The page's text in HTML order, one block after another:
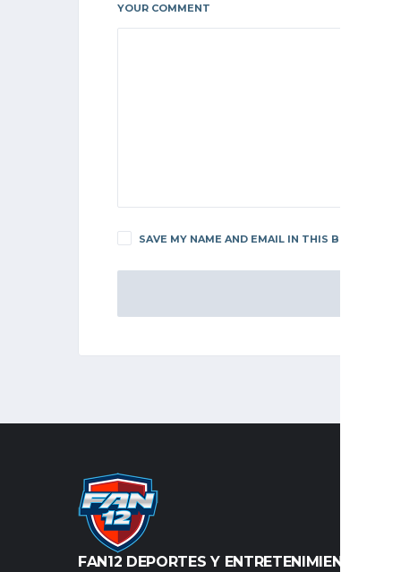
YOUR COMMENT
SAVE MY NAME AND EMAIL IN THIS BROWSER
FAN12 DEPORTES Y ENTRETENIMIENTO